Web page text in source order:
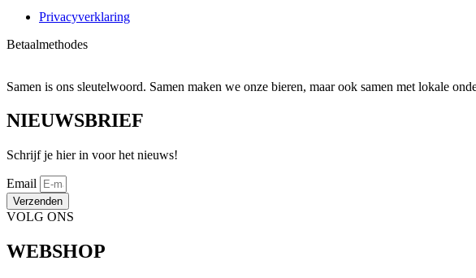
Privacyverklaring
Betaalmethodes
Samen is ons sleutelwoord. Samen maken we onze bieren, maar ook samen met lokale
NIEUWSBRIEF
Schrijf je hier in voor het nieuws!
Email
Verzenden
VOLG ONS
WEBSHOP